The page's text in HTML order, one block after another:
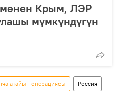
менен Крым, ЛЭР
мүмкүндүгүн
атайын операциясы Россия